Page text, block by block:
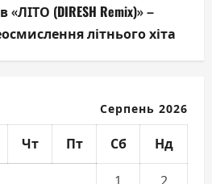
«ЛІТО (DIRESH Remix)» –
літнього хіта
Серпень 2026
Чт Пт Сб Нд